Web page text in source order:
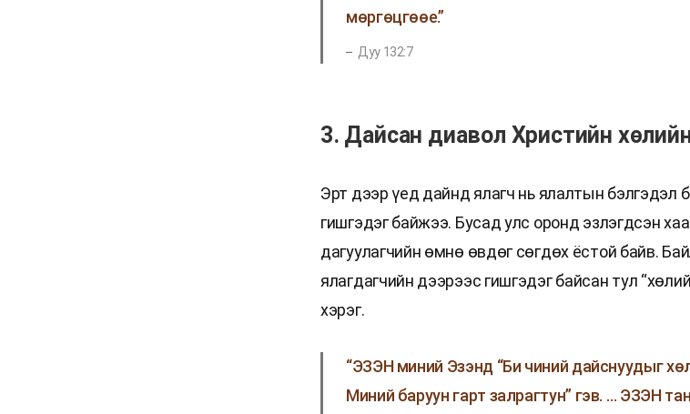
мөргөцгөөе.”
Дуу 132:7
3. Дайсан диавол Христийн
Эрт дээр үед дайнд ялагч нь ялалтын бэлгэдэл
гишгэдэг байжээ. Бусад улс оронд эзлэгдсэн
дагуулагчийн өмнө өвдөг сөгдөх ёстой байв.
ялагдагчийн дээрээс гишгэдэг байсан тул
хэрэг.
“ЭЗЭН миний Эзэнд “Би чиний дайснуудыг
Миний баруун гарт залрагтун” гэв. … ЭЗЭН